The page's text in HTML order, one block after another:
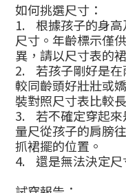
如何挑選尺寸：
1. 根據孩子的身
尺寸。年齡標示僅
異，請以尺寸表的
2. 若孩子剛好是
較同齡頭好壯壯或
裝對照尺寸表比較
3. 若不確定穿起
量尺從孩子的肩膀
抓裙擺的位置。
4. 還是無法決定尺